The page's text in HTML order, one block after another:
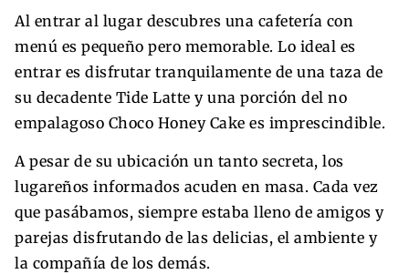
Al entrar al lugar descubres una cafetería con
menú es pequeño pero memorable. Lo ideal es
entrar es disfrutar tranquilamente de una taza de
su decadente Tide Latte y una porción del no
empalagoso Choco Honey Cake es imprescindible.
A pesar de su ubicación un tanto secreta, los
lugareños informados acuden en masa. Cada vez
que pasábamos, siempre estaba lleno de amigos y
parejas disfrutando de las delicias, el ambiente y
la compañía de los demás.